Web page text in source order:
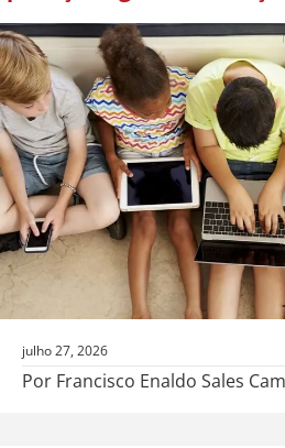
julho 27, 2026
Por Francisco Enaldo Sales